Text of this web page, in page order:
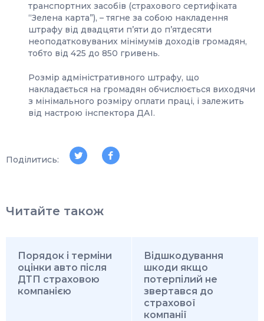
транспортних засобів (страхового сертифіката
“Зелена карта”), – тягне за собою накладення
штрафу від двадцяти п’яти до п’ятдесяти
неоподатковуваних мінімумів доходів громадян,
тобто від 425 до 850 гривень.
Розмір адміністративного штрафу, що
накладається на громадян обчислюється виходячи
з мінімального розміру оплати праці, і залежить
від настрою інспектора ДАІ.
Поділитись:
Читайте також
Порядок і терміни
оцінки авто після
ДТП страховою
компанією
Відшкодування
шкоди якщо
потерпілий не
звертався до
страхової
компанії